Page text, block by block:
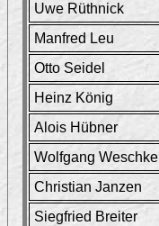
Uwe Rüthnick
Manfred Leu
Otto Seidel
Heinz König
Alois Hübner
Wolfgang Weschke
Christian Janzen
Siegfried Breiter